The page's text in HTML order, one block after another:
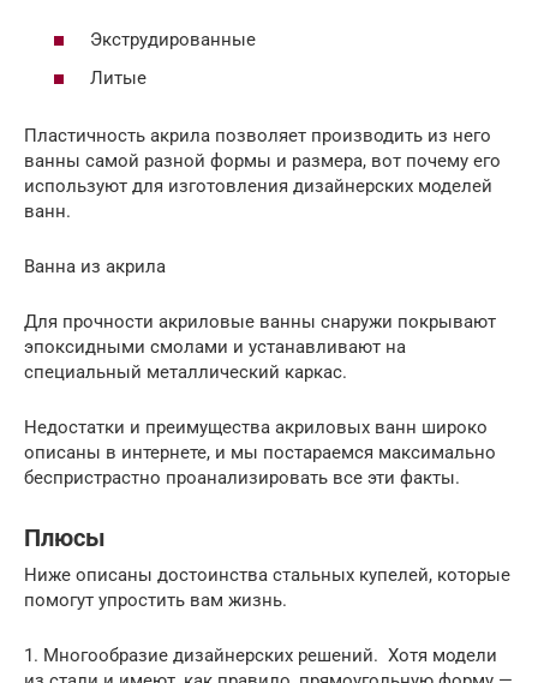
Экструдированные
Литые
Пластичность акрила позволяет производить из него
ванны самой разной формы и размера, вот почему его
используют для изготовления дизайнерских моделей
ванн.
Ванна из акрила
Для прочности акриловые ванны снаружи покрывают
эпоксидными смолами и устанавливают на
специальный металлический каркас.
Недостатки и преимущества акриловых ванн широко
описаны в интернете, и мы постараемся максимально
беспристрастно проанализировать все эти факты.
Плюсы
Ниже описаны достоинства стальных купелей, которые
помогут упростить вам жизнь.
1. Многообразие дизайнерских решений. Хотя модели